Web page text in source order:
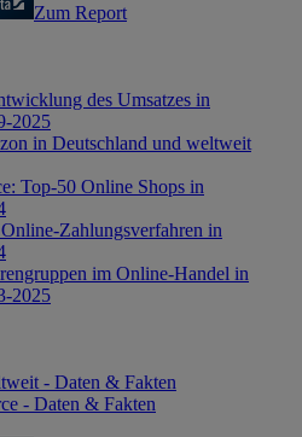
Zum Report
des Umsatzes in
2025
in Deutschland und weltweit
Top-50 Online Shops in
Zahlungsverfahren in
im Online-Handel in
2025
- Daten & Fakten
- Daten & Fakten